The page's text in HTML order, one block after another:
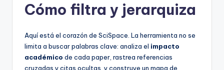
Cómo filtra y jerarquiza
Aquí está el corazón de SciSpace. La herramienta no se
limita a buscar palabras clave: analiza el impacto
académico de cada paper, rastrea referencias
cruzadas y citas ocultas, y construye un mapa de